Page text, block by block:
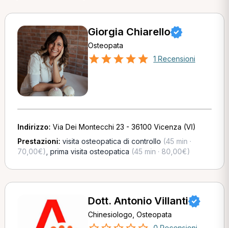
Giorgia Chiarello
Osteopata
1 Recensioni
Indirizzo: Via Dei Montecchi 23 - 36100 Vicenza (VI)
Prestazioni: visita osteopatica di controllo (45 min ·
70,00€) prima visita osteopatica (45 min · 80,00€)
Dott. Antonio Villanti
Chinesiologo, Osteopata